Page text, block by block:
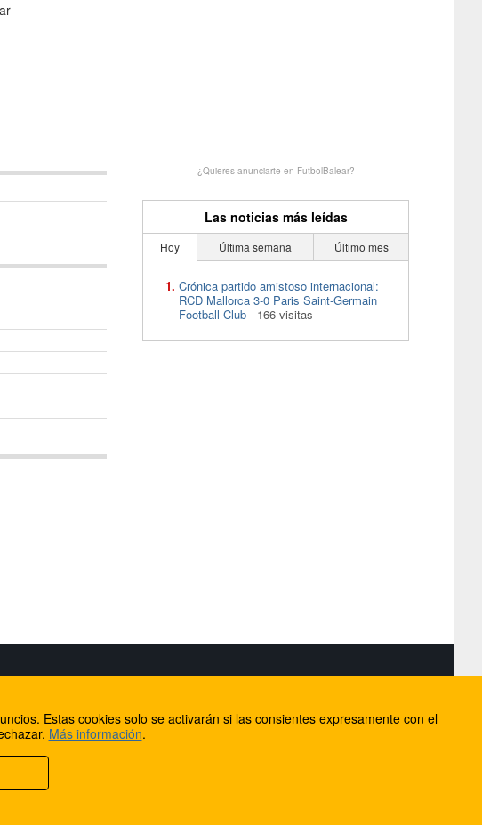
¿Quieres anunciarte en FutbolBalear?
Las noticias más leídas
Hoy Última semana Último mes
Crónica partido amistoso internacional:
RCD Mallorca 3-0 Paris Saint-Germain
Football Club - 166 visitas
Rural Mallorca
de dominios
Estas cookies solo se activarán si las consientes expresamente con el
Más información.